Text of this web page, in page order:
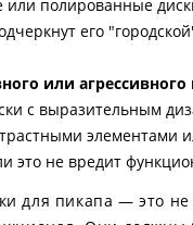
полированные
его
или агрессивного
с выразительным
элементами
это не вредит
для пикапа — это не